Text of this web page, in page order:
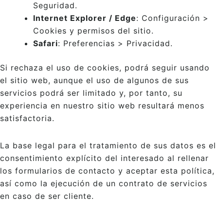
Seguridad.
Internet Explorer / Edge: Configuración >
Cookies y permisos del sitio.
Safari: Preferencias > Privacidad.
Si rechaza el uso de cookies, podrá seguir usando
el sitio web, aunque el uso de algunos de sus
servicios podrá ser limitado y, por tanto, su
experiencia en nuestro sitio web resultará menos
satisfactoria.
La base legal para el tratamiento de sus datos es el
consentimiento explícito del interesado al rellenar
los formularios de contacto y aceptar esta política,
así como la ejecución de un contrato de servicios
en caso de ser cliente.